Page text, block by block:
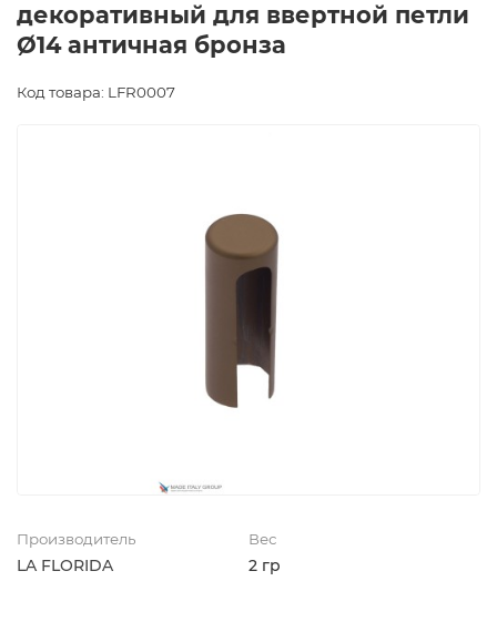
декоративный для ввертной петли
Ø14 античная бронза
Код товара: LFR0007
Производитель
LA FLORIDA
Вес
2 гр